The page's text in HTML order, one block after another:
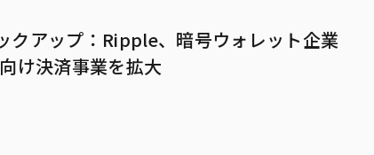
クアップ：Ripple、暗号ウォレット企業
け決済事業を拡大